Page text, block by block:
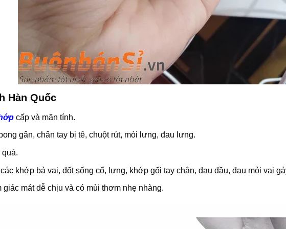
Hàn Quốc
cấp và mãn tính.
gân, chân tay bị tê, chuột rút, mỏi lưng, đau lưng.
khớp bả vai, đốt sống cổ, lưng, khớp gối tay chân, đau đầu, đau mỏi vai
mát dễ chịu và có mùi thơm nhẹ nhàng.